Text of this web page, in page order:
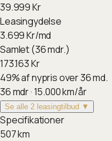
39.999Kr
Leasingydelse
3.699Kr/md
Samlet (36 mdr.)
173.163Kr
49%af nypris over 36 md.
36mdr ·15.000km/år
Se alle 2 leasingtilbud ▼
Specifikationer
507km